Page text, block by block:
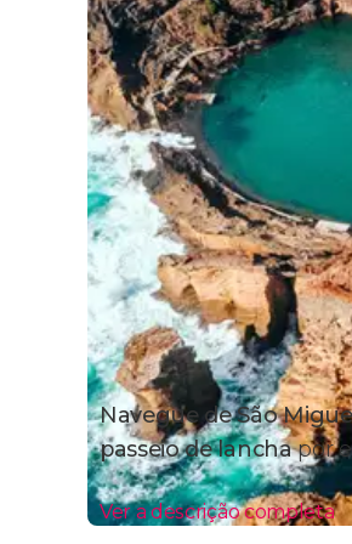
Navegue de São
passeio de lanchapor
Ver a descrição completa